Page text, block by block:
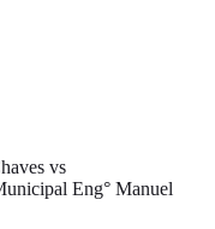
vs
Eng° Manuel